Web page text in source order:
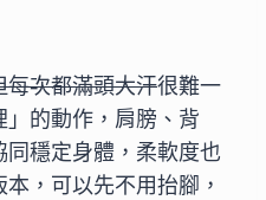
每次都滿頭大汗很難一
的動作，肩膀、背
穩定身體，柔軟度也
，可以先不用抬腳，